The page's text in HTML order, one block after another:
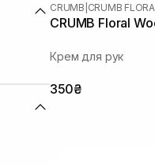
CRUMB CRUMB
CRUMB Floral
Крем для рук
350₴